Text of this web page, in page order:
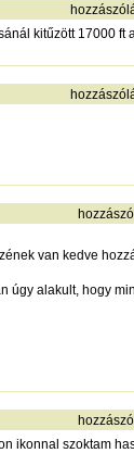
kitűzött 17000
van kedve
alakult, hogy
ikonnal szoktam